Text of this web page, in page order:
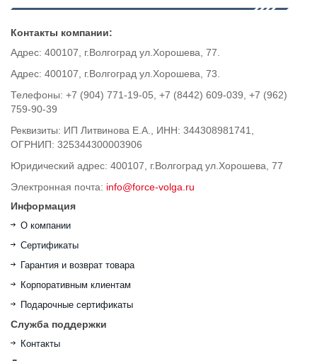
Контакты компании:
Адрес: 400107, г.Волгоград ул.Хорошева, 77.
Адрес: 400107, г.Волгоград ул.Хорошева, 73.
Телефоны: +7 (904) 771-19-05, +7 (8442) 609-039, +7 (962)
759-90-39
Реквизиты: ИП Литвинова Е.А., ИНН: 344308981741,
ОГРНИП: 325344300003906
Юридический адрес: 400107, г.Волгоград ул.Хорошева, 77
Электронная почта: info@force-volga.ru
Информация
О компании
Сертификаты
Гарантия и возврат товара
Корпоративным клиентам
Подарочные сертификаты
Служба поддержки
Контакты